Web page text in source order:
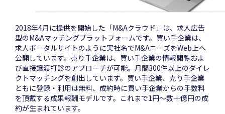
2018年4月に提供を開始した「M&Aクラウド」は、求人広告
型のM&Aマッチングプラットフォームです。買い手企業は、
求人ポータルサイトのように実社名でM&AニーズをWeb上へ
公開しています。売り手企業は、買い手企業の情報閲覧およ
び直接譲渡打診のアプローチが可能。月間300件以上のダイレ
クトマッチングを創出しています。買い手企業、売り手企業
ともに登録・利用は無料、成約時に買い手企業からの手数料
を頂戴する成果報酬モデルです。これまで1円～数十億円の成
約が生まれています。